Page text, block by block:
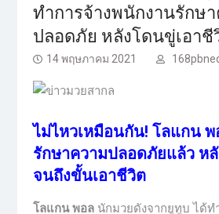
ทำการจ้างพนักงานรักษ
ปลอดภัย หลังโดนขู่เอาชี
14 พฤษภาคม 2021
ไม่ไหวเหมือนกัน! โลแกน พ
รักษาความปลอดภัยแล้ว ห
จนถึงขั้นเอาชีวิต
โลแกน พอลนักมวยดังจากยูทูบ ได้ท